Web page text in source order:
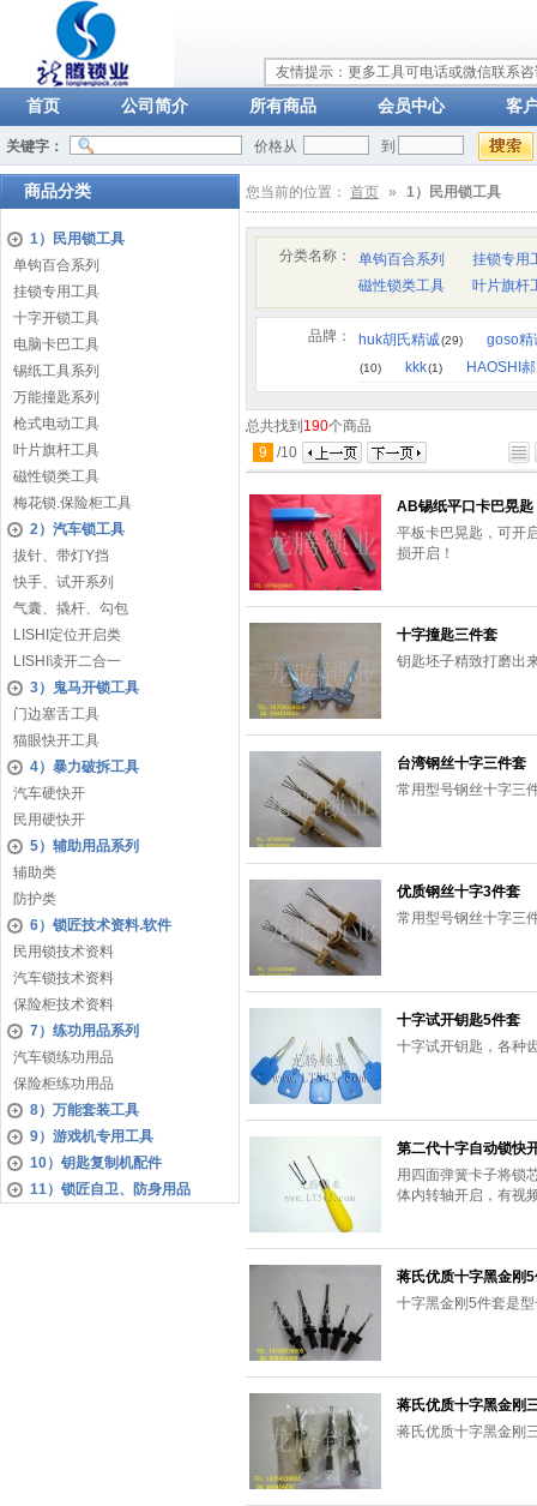
友情提示：更多工具可电话或微信联系
首页 公司简介 所有商品 会员中心 客
关键字： 价格从 到
商品分类
1）民用锁工具
单钩百合系列
挂锁专用工具
十字开锁工具
电脑卡巴工具
锡纸工具系列
万能撞匙系列
枪式电动工具
叶片旗杆工具
磁性锁类工具
梅花锁.保险柜工具
2）汽车锁工具
拔针、带灯Y挡
快手、试开系列
气囊、撬杆、勾包
LISHI定位开启类
LISHI读开二合一
3）鬼马开锁工具
门边塞舌工具
猫眼快开工具
4）暴力破拆工具
汽车硬快开
民用硬快开
5）辅助用品系列
辅助类
防护类
6）锁匠技术资料.软件
民用锁技术资料
汽车锁技术资料
保险柜技术资料
7）练功用品系列
汽车锁练功用品
保险柜练功用品
8）万能套装工具
9）游戏机专用工具
10）钥匙复制机配件
11）锁匠自卫、防身用品
您当前的位置： 首页 » 1）民用锁工具
分类名称： 单钩百合系列
挂锁专用
磁性锁类工具
叶片旗杆
品牌： huk胡氏精诚(29) goso精
(10) kkk(1) HAOSHI
总共找到 190个商品
9 /10
AB锡纸平口卡巴晃匙
平板卡巴晃匙，可开
损开启！
十字撞匙三件套
钥匙坯子精致打磨出
台湾钢丝十字三件套
常用型号钢丝十字三
优质钢丝十字3件套
常用型号钢丝十字三
十字试开钥匙5件套
十字试开钥匙，各种
第二代十字自动锁快
用四面弹簧卡子将锁
体内转轴开启，有视
蒋氏优质十字黑金刚
十字黑金刚5件套是
蒋氏优质十字黑金刚
蒋氏优质十字黑金刚